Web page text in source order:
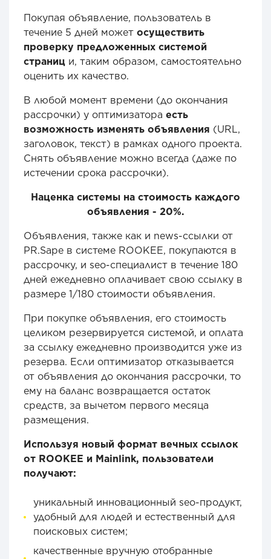
Покупая объявление, пользователь в
течение 5 дней может осуществить
проверку предложенных системой
страниц и, таким образом, самостоятельно
оценить их качество.
В любой момент времени (до окончания
рассрочки) у оптимизатора есть
возможность изменять объявления (URL,
заголовок, текст) в рамках одного проекта.
Снять объявление можно всегда (даже по
истечении срока рассрочки).
Наценка системы на стоимость каждого
объявления - 20%.
Объявления, также как и news-ссылки от
PR.Sape в системе ROOKEE, покупаются в
рассрочку, и seo-специалист в течение 180
дней ежедневно оплачивает свою ссылку в
размере 1/180 стоимости объявления.
При покупке объявления, его стоимость
целиком резервируется системой, и оплата
за ссылку ежедневно производится уже из
резерва. Если оптимизатор отказывается
от объявления до окончания рассрочки, то
ему на баланс возвращается остаток
средств, за вычетом первого месяца
размещения.
Используя новый формат вечных ссылок
от ROOKEE и Mainlink, пользователи
получают:
уникальный инновационный seo-продукт,
удобный для людей и естественный для
поисковых систем;
качественные вручную отобранные